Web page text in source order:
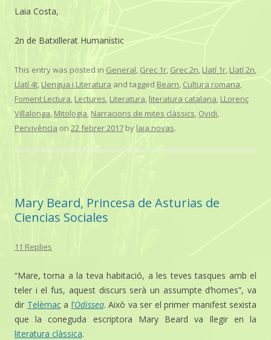
Laia Costa,
2n de Batxillerat Humanístic
This entry was posted in General Grec 1r Grec 2n Llatí 1r Llatí 2n
Llatí 4t Llengua i Literatura and tagged Bearn Cultura romana
Foment Lectura Lectures Literatura literatura catalana LLorenç
Villalonga Mitologia Narracions de mites clàssics Ovidi
Pervivència on 22 febrer 2017 by laia.novas.
Mary Beard, Princesa de Asturias de
Ciencias Sociales
11 Replies
“Mare, torna a la teva habitació, a les teves tasques amb el
teler i el fus, aquest discurs serà un assumpte d’homes”, va
dir Telèmaca l’Odissea. Això va ser el primer manifest sexista
que la coneguda escriptora Mary Beard va llegir en la
literatura clàssica.